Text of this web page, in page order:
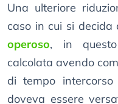
Una ulteriore
caso in cui si decida
operoso, in
calcolata avendo
di tempo
doveva essere